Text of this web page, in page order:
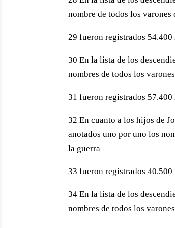
nombre de todos los varones
29 fueron registrados 54.400
30 En la lista de los
nombres de todos los
31 fueron registrados 57.400
32 En cuanto a los hijos de
anotados uno por uno los
la guerra–
33 fueron registrados 40.500
34 En la lista de los
nombres de todos los